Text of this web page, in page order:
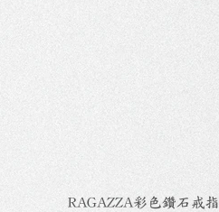
RAGAZZA彩色鑽石戒